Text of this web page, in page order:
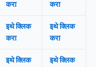
करा
करा
इथे क्लिक
करा
इथे क्लिक
करा
इथे क्लिक
इथे क्लिक